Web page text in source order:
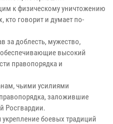
к физическому уничтожению
кто говорит и думает по-
за доблесть, мужество,
высокий
правопорядка и
чьими усилиями
заложившие
Росгвардии.
боевых традиций